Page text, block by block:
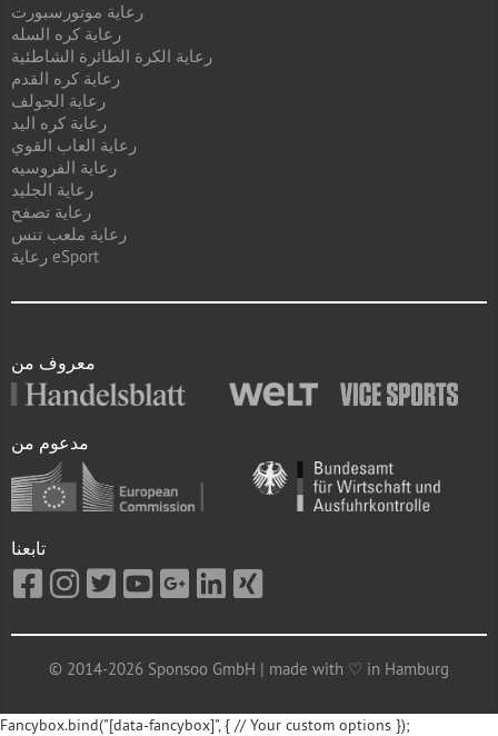
رعاية موتورسبورت
رعاية كره السله
رعاية الكرة الطائرة الشاطئية
رعاية كره القدم
رعاية الجولف
رعاية كره اليد
رعاية العاب القوي
رعاية الفروسيه
رعاية الجليد
رعاية تصفح
رعاية ملعب تنس
رعاية eSport
معروف من
مدعوم من
تابعنا
© 2014-2026 Sponsoo GmbH | made with ♡ in Hamburg
Fancybox.bind("[data-fancybox]", { // Your custom options });